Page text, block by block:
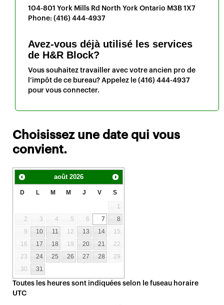
104-801 York Mills Rd North York Ontario M3B 1X7
Phone: (416) 444-4937
Avez-vous déjà utilisé les services
de H&R Block?
Vous souhaitez travailler avec votre ancien pro de
l’impôt de ce bureau? Appelez le (416) 444-4937
pour vous connecter.
Choisissez une date qui vous
convient.
août 2026
D L M M J V S
1
2
3 4 5 6 7
8
9
10 11 12 13 14
15
16
17 18 19 20 21
22
23
24 25 26 27 28
29
30
31
Toutes les heures sont indiquées selon le fuseau horaire
UTC